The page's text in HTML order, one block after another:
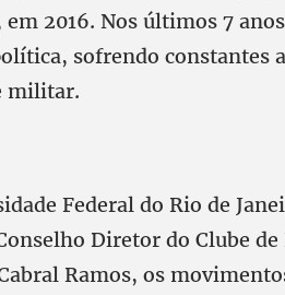
2016. Nos últimos 7
sofrendo constantes
militar.
Federal do Rio de
Diretor do Clube
Ramos, os